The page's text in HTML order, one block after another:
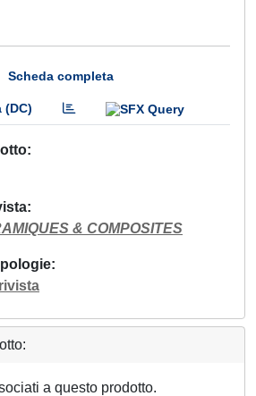
Scheda completa
(DC)
& COMPOSITES
a questo prodotto.